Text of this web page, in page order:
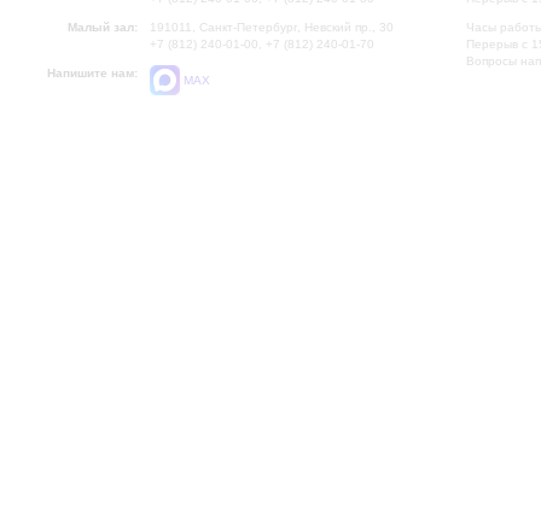
Малый зал:
191011, Санкт-Петербург, Невский пр., 30
+7 (812) 240-01-00, +7 (812) 240-01-70
Напишите нам:
MAX
Часы
Перерыв с
Вопросы